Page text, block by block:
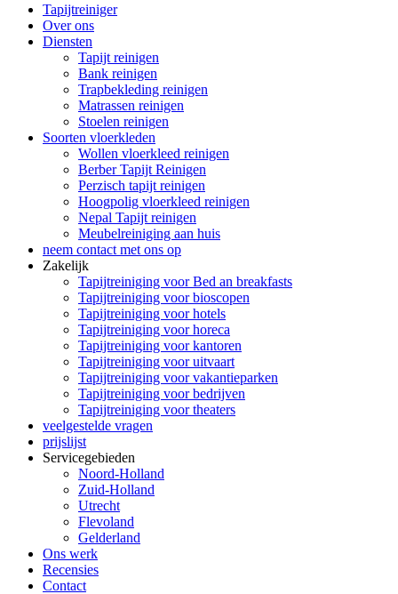
Tapijtreiniger
Over ons
Diensten
Tapijt reinigen
Bank reinigen
Trapbekleding reinigen
Matrassen reinigen
Stoelen reinigen
Soorten vloerkleden
Wollen vloerkleed reinigen
Berber Tapijt Reinigen
Perzisch tapijt reinigen
Hoogpolig vloerkleed reinigen
Nepal Tapijt reinigen
Meubelreiniging aan huis
neem contact met ons op
Zakelijk
Tapijtreiniging voor Bed an breakfasts
Tapijtreiniging voor bioscopen
Tapijtreiniging voor hotels
Tapijtreiniging voor horeca
Tapijtreiniging voor kantoren
Tapijtreiniging voor uitvaart
Tapijtreiniging voor vakantieparken
Tapijtreiniging voor bedrijven
Tapijtreiniging voor theaters
veelgestelde vragen
prijslijst
Servicegebieden
Noord-Holland
Zuid-Holland
Utrecht
Flevoland
Gelderland
Ons werk
Recensies
Contact